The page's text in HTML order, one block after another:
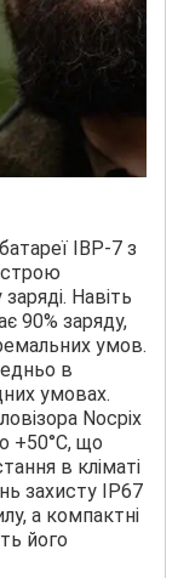
IBP-7 з
Навіть
90% заряду,
умов.
в
умовах.
Nocpix
+50°С, що
в кліматі
захисту IP67
а компактні
його